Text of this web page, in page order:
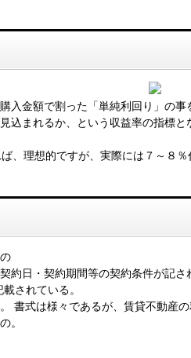
入金額で割った「単純利回り」の事
込まれるか、という収益率の指標と
、理想的ですが、実際には７～８
約日・契約期間等の契約条件が記さ
されている。
書式は様々であるが、賃貸不動産の
。